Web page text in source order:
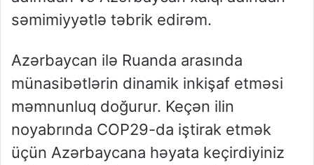
səmimiyyətlə təbrik edirəm.
Azərbaycan ilə Ruanda arasında
münasibətlərin dinamik inkişaf etməsi
məmnunluq doğurur. Keçən ilin
noyabrında COP29-da iştirak etmək
üçün Azərbaycana həyata keçirdiyiniz